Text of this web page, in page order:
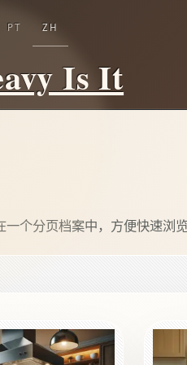
Is It
PT ZH
一个分页档案中，方便快速浏